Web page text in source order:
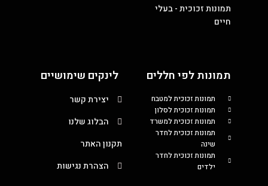
תמונות זכוכית - בעלי
חיים
תמונות לפי חללים
תמונות זכוכית למטבח
תמונות זכוכית לסלון
תמונות זכוכית למשרד
תמונות זכוכית לחדר
שינה
תמונות זכוכית לחדר
ילדים
לינקים שימושיים
יצירת קשר
הבלוג שלנו
תקנון האתר
הצהרת נגישות